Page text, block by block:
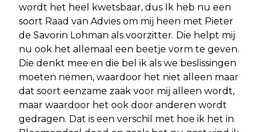
wordt het heel kwetsbaar, dus Ik heb nu een
soort Raad van Advies om mij heen met Pieter
de Savorin Lohman als voorzitter. Die helpt mij
nu ook het allemaal een beetje vorm te geven.
Die denkt mee en die bel ik als we beslissingen
moeten nemen, waardoor het niet alleen maar
dat soort eenzame zaak voor mij alleen wordt,
maar waardoor het ook door anderen wordt
gedragen. Dat is een verschil met hoe ik het in